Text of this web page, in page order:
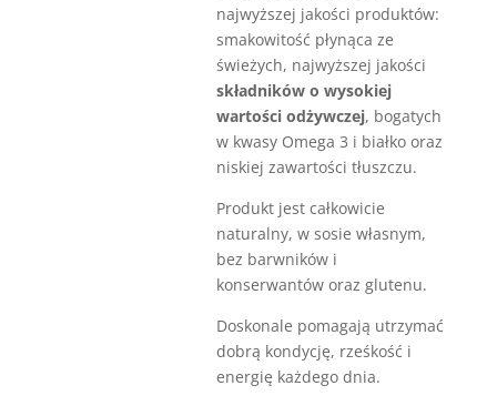
najwyższej jakości produktów:
smakowitość płynąca ze
świeżych, najwyższej jakości
składników o wysokiej
wartości odżywczej, bogatych
w kwasy Omega 3 i białko oraz
niskiej zawartości tłuszczu.
Produkt jest całkowicie
naturalny, w sosie własnym,
bez barwników i
konserwantów oraz glutenu.
Doskonale pomagają utrzymać
dobrą kondycję, rześkość i
energię każdego dnia.